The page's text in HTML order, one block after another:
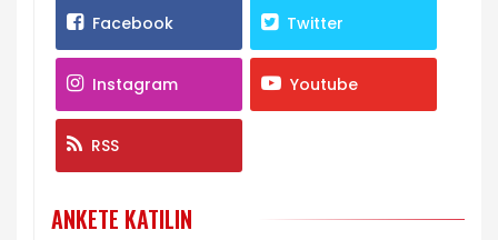
Facebook Twitter
Instagram Youtube
RSS
ANKETE KATILIN